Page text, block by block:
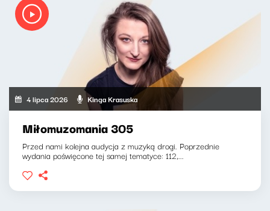
4 lipca 2026 Kinga Krasuska
Miłomuzomania 305
Przed nami kolejna audycja z muzyką drogi. Poprzednie
wydania poświęcone tej samej tematyce: 112,...